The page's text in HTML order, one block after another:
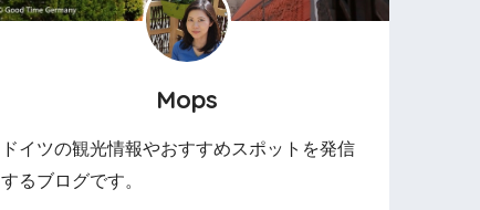
Mops
ドイツの観光情報やおすすめスポットを発信
するブログです。